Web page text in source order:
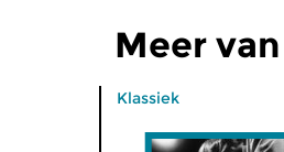
Meer
Klassiek